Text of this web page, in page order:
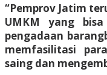
“Pemprov Jatim
UMKM yang
pengadaan
memfasilitasi
saing dan